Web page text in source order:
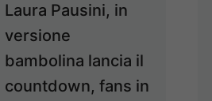
Laura Pausini, in
versione
bambolina lancia il
countdown, fans in